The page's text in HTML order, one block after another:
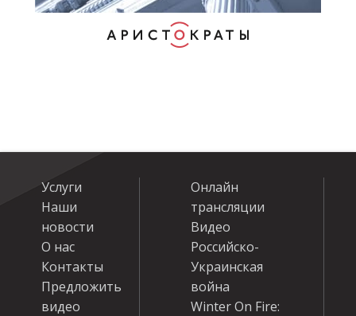
Услуги
Наши
новости
О нас
Контакты
Предложить
видео
Онлайн
трансляции
Видео
Российско-
Украинская
война
Winter On Fire: